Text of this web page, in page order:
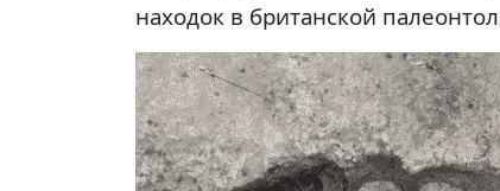
находок в британской